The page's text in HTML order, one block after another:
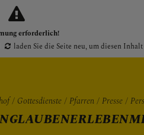
erforderlich!
laden Sie die Seite neu, um diesen
Gottesdienste Pfarren Presse
GLAUBENERLEBEN